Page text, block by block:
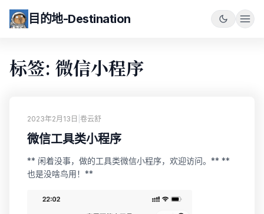
目的地-Destination
标签: 微信小程序
2023年2月13日 卷云舒
微信工具类小程序
** 闲着没事，做的工具类微信小程序，欢迎访问。** **
也是没啥鸟用！**